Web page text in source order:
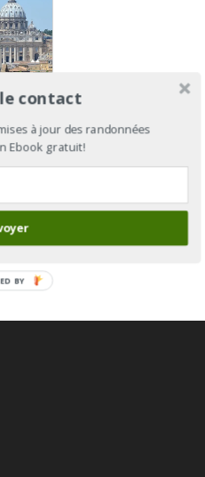
contact
à jour des randonnées
Ebook gratuit!
BY